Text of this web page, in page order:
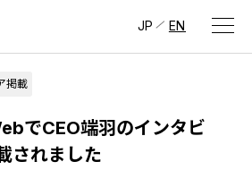
JP EN
掲載
でCEO端羽のインタビ
されました